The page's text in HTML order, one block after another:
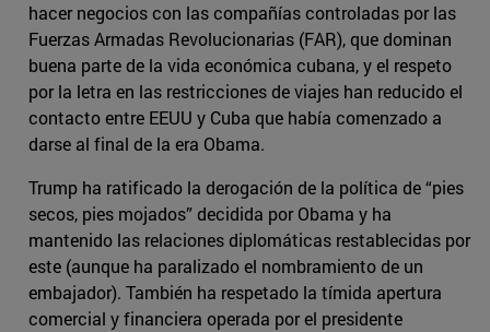
hacer negocios con las compañías controladas por las
Fuerzas Armadas Revolucionarias (FAR), que dominan
buena parte de la vida económica cubana, y el respeto
por la letra en las restricciones de viajes han reducido el
contacto entre EEUU y Cuba que había comenzado a
darse al final de la era Obama.
Trump ha ratificado la derogación de la política de “pies
secos, pies mojados” decidida por Obama y ha
mantenido las relaciones diplomáticas restablecidas por
este (aunque ha paralizado el nombramiento de un
embajador). También ha respetado la tímida apertura
comercial y financiera operada por el presidente